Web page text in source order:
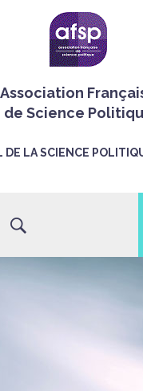
Association
de Science
DE LA SCIENCE